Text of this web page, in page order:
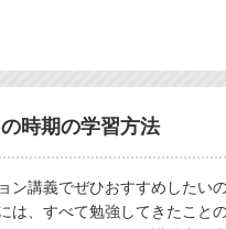
時期の学習方法
ン講義でぜひおすすめしたい
は、すべて勉強してきたこと